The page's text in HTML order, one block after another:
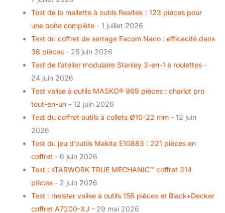
Test de la mallette à outils Realtek : 123 pièces pour
une boîte complète - 1 juillet 2026
Test du coffret de serrage Facom Nano : efficacité dans
38 pièces - 25 juin 2026
Test de l’atelier modulaire Stanley 3-en-1 à roulettes -
24 juin 2026
Test valise à outils MASKO® 969 pièces : chariot pro
tout-en-un - 12 juin 2026
Test du coffret outils à collets Ø10-22 mm - 12 juin
2026
Test du jeu d’outils Makita E10883 : 221 pièces en
coffret - 6 juin 2026
Test : sTARWORK TRUE MECHANIC™ coffret 314
pièces - 2 juin 2026
Test : meister valise à outils 156 pièces et Black+Decker
coffret A7200-XJ - 29 mai 2026